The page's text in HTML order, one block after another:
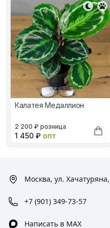
Калатея Медаллион
В наличии, цена в рублях
2 200 ₽ розница
Оптовая цена в рублях
1 450 ₽ опт
Москва, ул.
+7 (901) 349-73-57
Написать в MAX